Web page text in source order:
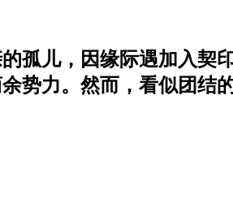
孤儿，因缘际遇加入契
势力。然而，看似团结